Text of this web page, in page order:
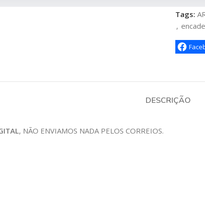
Tags:
,
DESCRIÇÃO
, NÃO ENVIAMOS NADA PELOS CORREIOS.